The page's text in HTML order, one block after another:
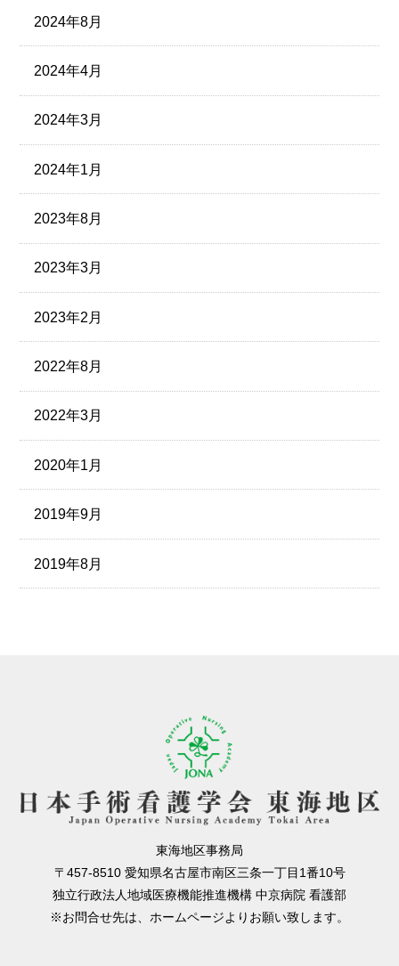
2024年8月
2024年4月
2024年3月
2024年1月
2023年8月
2023年3月
2023年2月
2022年8月
2022年3月
2020年1月
2019年9月
2019年8月
東海地区事務局
〒457-8510 愛知県名古屋市南区三条一丁目1番10号
独立行政法人地域医療機能推進機構 中京病院 看護部
※お問合せ先は、ホームページよりお願い致します。